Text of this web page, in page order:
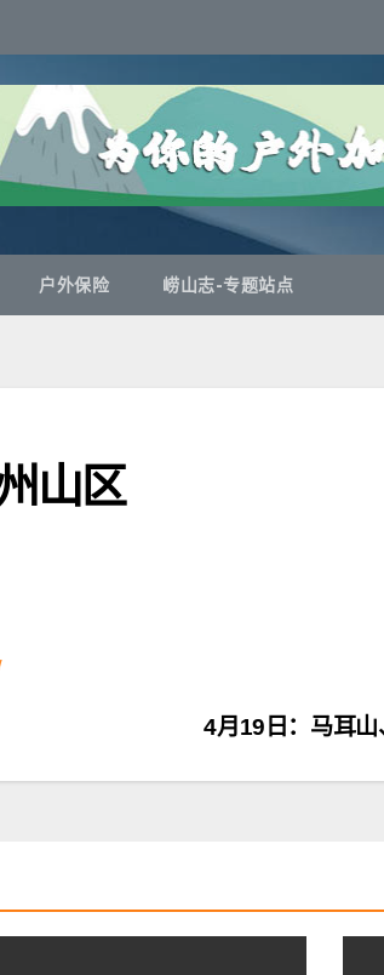
户外保险 崂山志-专题站点
山区
4月19日：马耳